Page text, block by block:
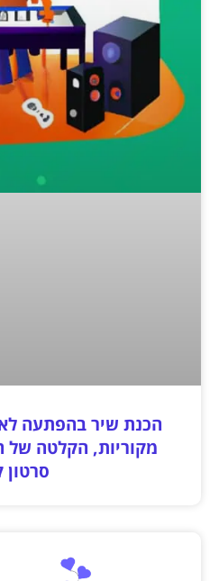
הכנת שיר בהפתעה
מקוריות, הקלטה של
סרטון